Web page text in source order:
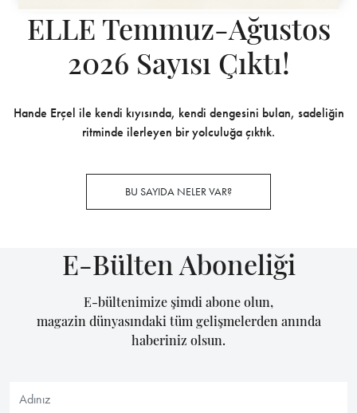
ELLE Temmuz-Ağustos
2026 Sayısı Çıktı!
Hande Erçel ile kendi kıyısında, kendi dengesini bulan, sadeliğin
ritminde ilerleyen bir yolculuğa çıktık.
BU SAYIDA NELER VAR?
E-Bülten Aboneliği
E-bültenimize şimdi abone olun,
magazin dünyasındaki tüm gelişmelerden anında
haberiniz olsun.